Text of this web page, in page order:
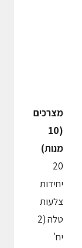
מצרכים
(10
מנות)
20
יחידות
צלעות
טלה (2
יח'